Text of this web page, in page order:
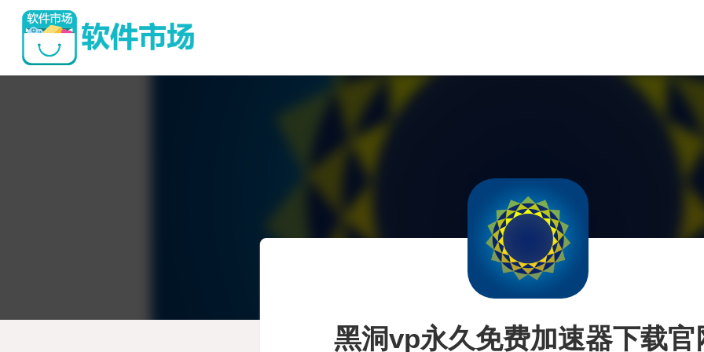
黑洞vp永久免费加速器下载官